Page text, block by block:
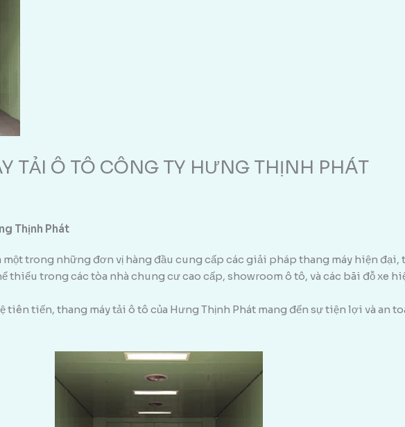
TẢI Ô TÔ CÔNG TY HƯNG THỊNH PHÁT
Thịnh Phát
một trong những đơn vị hàng đầu cung cấp các giải pháp thang máy hiện đại,
thiếu trong các tòa nhà chung cư cao cấp, showroom ô tô, và các bãi đỗ xe
tiến, thang máy tải ô tô của Hưng Thịnh Phát mang đến sự tiện lợi và an